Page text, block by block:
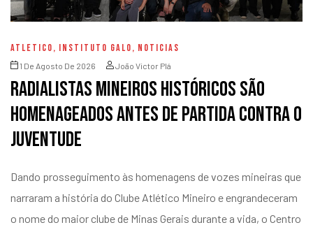
ATLETICO, INSTITUTO GALO, NOTICIAS
1 De Agosto De 2026 João Victor Plá
Radialistas mineiros históricos são
homenageados antes de partida contra o
Juventude
Dando prosseguimento às homenagens de vozes mineiras que
narraram a história do Clube Atlético Mineiro e engrandeceram
o nome do maior clube de Minas Gerais durante a vida, o Centro